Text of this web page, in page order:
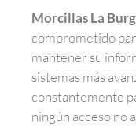
Morcillas La
comprometido
mantener su
sistemas más
constantemente
ningún acceso no